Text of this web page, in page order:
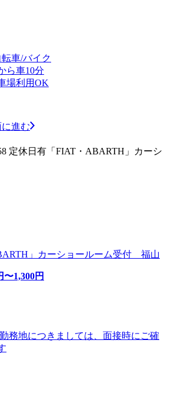
車/バイク
ら車10分
場利用OK
進む
定休日有「FIAT・ABARTH」カーシ
」カーショールーム受付 福山
〜1,300円
務地につきましては、面接時にご確